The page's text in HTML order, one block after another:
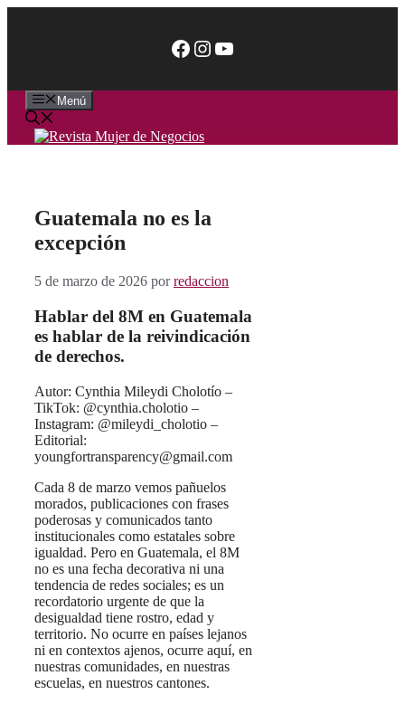
Facebook
Instagram
YouTube
Menú
Guatemala no es la
excepción
5 de marzo de 2026 porredaccion
Hablar del 8M en Guatemala
es hablar de la reivindicación
de derechos.
Autor: Cynthia Mileydi Cholotío –
TikTok: @cynthia.cholotio –
Instagram: @mileydi_cholotio –
Editorial:
youngfortransparency@gmail.com
Cada 8 de marzo vemos pañuelos
morados, publicaciones con frases
poderosas y comunicados tanto
institucionales como estatales sobre
igualdad. Pero en Guatemala, el 8M
no es una fecha decorativa ni una
tendencia de redes sociales; es un
recordatorio urgente de que la
desigualdad tiene rostro, edad y
territorio. No ocurre en países lejanos
ni en contextos ajenos, ocurre aquí, en
nuestras comunidades, en nuestras
escuelas, en nuestros cantones.